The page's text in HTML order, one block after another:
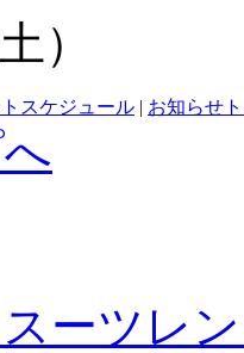
）
スケジュール | お知らせ
ーツレ